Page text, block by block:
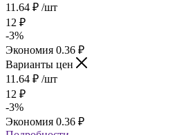
11.64 ₽ /шт
12 ₽
-3%
Экономия 0.36 ₽
Варианты цен
11.64 ₽ /шт
12 ₽
-3%
Экономия 0.36 ₽